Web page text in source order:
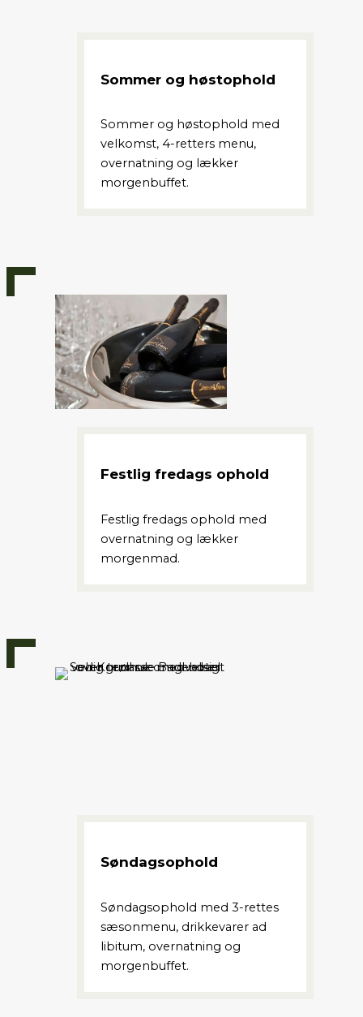
Sommer og høstophold
Sommer og høstophold med
velkomst, 4-retters menu,
overnatning og lækker
morgenbuffet.
Festlig fredags ophold
Festlig fredags ophold med
overnatning og lækker
morgenmad.
Søndagsophold
Søndagsophold med 3-rettes
sæsonmenu, drikkevarer ad
libitum, overnatning og
morgenbuffet.